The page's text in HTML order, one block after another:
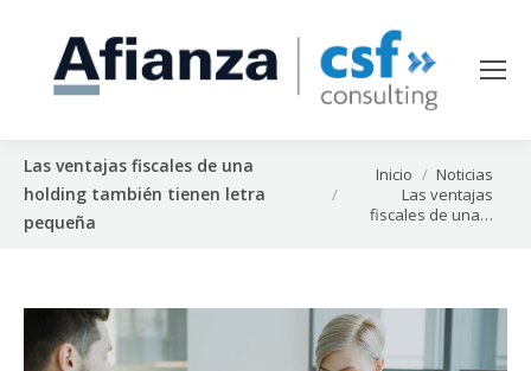
Las ventajas fiscales de una
holding también tienen letra
pequeña
Estás aquí:Inicio
Noticias
Las ventajas
fiscales de una…